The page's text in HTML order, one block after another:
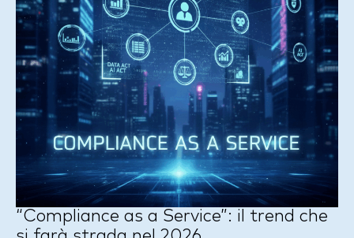
“Compliance as a Service”: il trend che